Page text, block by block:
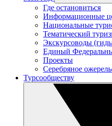
Где остановиться
Информационные
Национальные
Тематический
Экскурсоводы
Единый
Проекты
Серебряное
Турсообществу